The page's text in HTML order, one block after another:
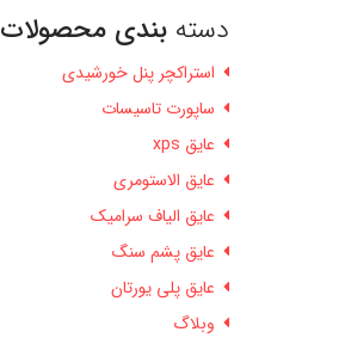
دسته بندی محصولات
استراکچر پنل خورشیدی
ساپورت تاسیسات
عایق xps
عایق الاستومری
عایق الیاف سرامیک
عایق پشم سنگ
عایق پلی یورتان
وبلاگ